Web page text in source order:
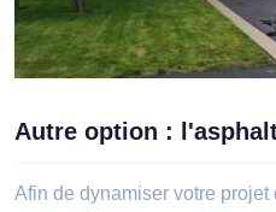
Autre option :
Afin de dynamiser votre projet